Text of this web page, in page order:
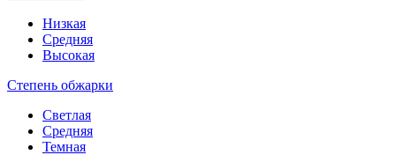
Низкая
Средняя
Высокая
Степень обжарки
Светлая
Средняя
Темная